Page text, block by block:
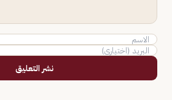
نشر التعليق